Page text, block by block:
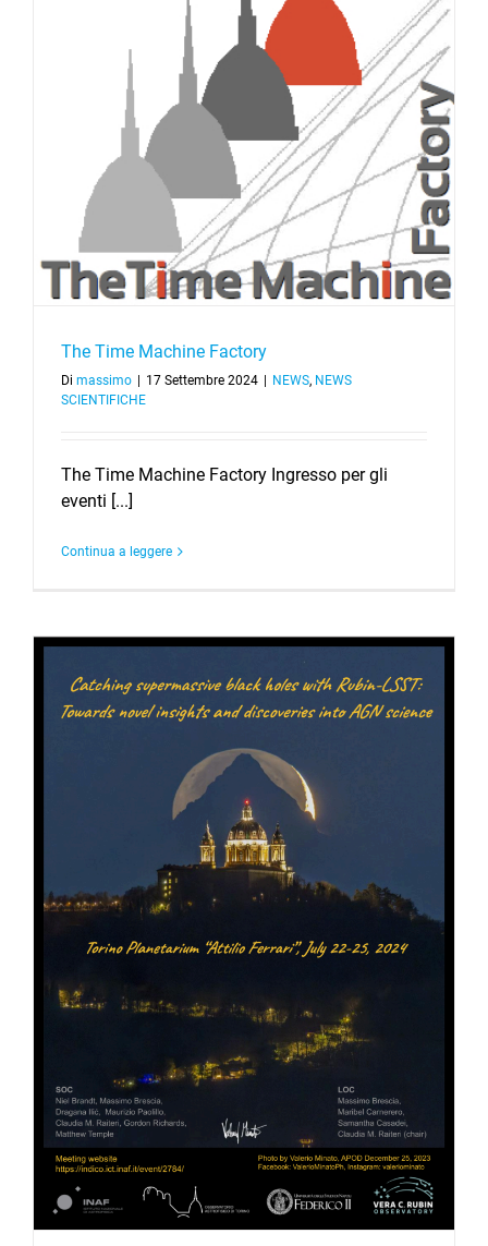
The Time Machine Factory
Di massimo 17 Settembre 2024 NEWS, NEWS
SCIENTIFICHE
The Time Machine Factory Ingresso per gli
eventi [...]
Continua a leggere